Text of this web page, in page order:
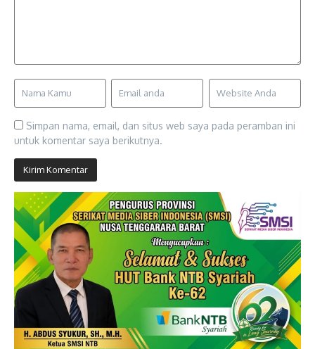
Simpan nama, email, dan situs web saya pada peramban ini
untuk komentar saya berikutnya.